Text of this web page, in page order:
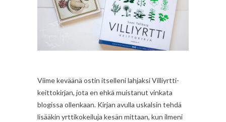
Viime keväänä ostin itselleni lahjaksi Villiyrtti-
keittokirjan, jota en ehkä muistanut vinkata
blogissa ollenkaan. Kirjan avulla uskalsin tehdä
lisääkin yrttikokeiluja kesän mittaan, kun ilmeni